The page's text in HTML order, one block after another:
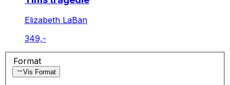
Elizabeth LaBan
349,-
Format
Vis Format